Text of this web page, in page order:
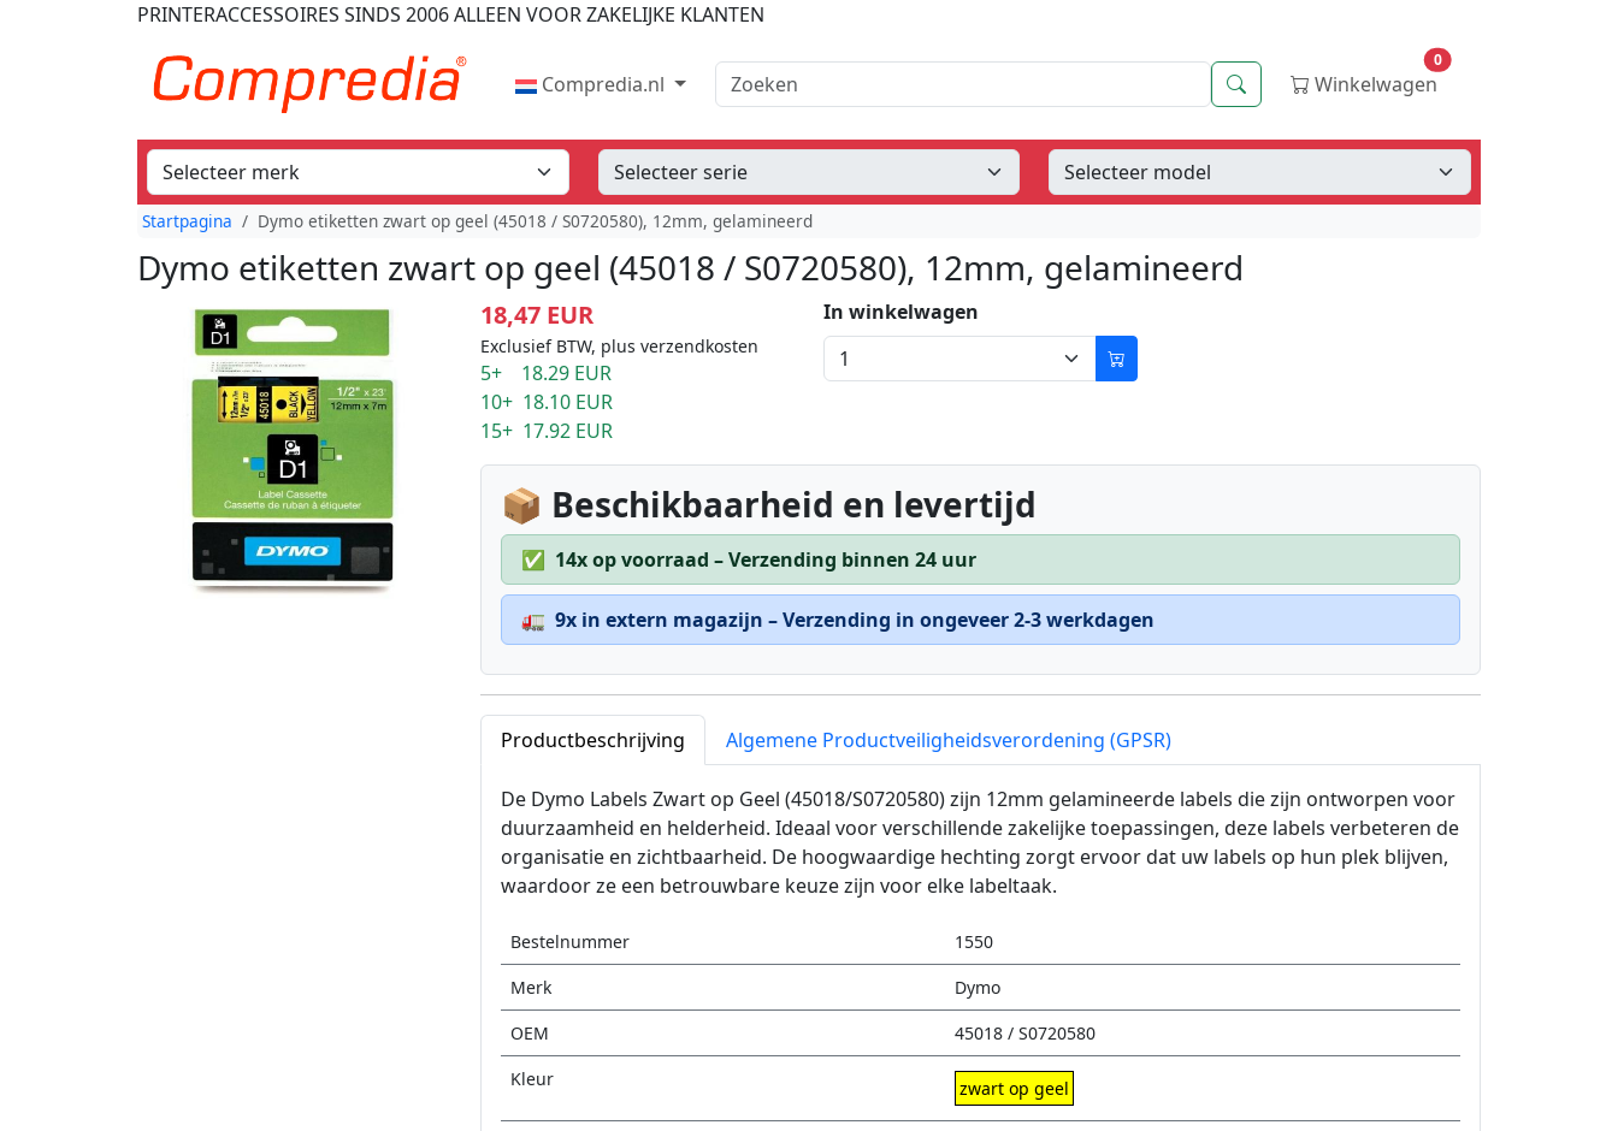
PRINTERACCESSOIRES SINDS 2006ALLEEN VOOR ZAKELIJKE KLANTEN
Compredia.nl Zoeken Zoeken Winkelwagen
0
Startpagina Dymo etiketten zwart op geel (45018 / S0720580), 12mm, gelamineerd
Dymo etiketten zwart op geel (45018 / S0720580), 12mm, gelamineerd
18,47 EUR
Exclusief BTW, plus verzendkosten
5+ 18.29 EUR
10+ 18.10 EUR
15+ 17.92 EUR
In winkelwagen
📦 Beschikbaarheid en levertijd
✅ 14x op voorraad – Verzending binnen 24 uur
🚛 9x in extern magazijn – Verzending in ongeveer 2-3 werkdagen
Productbeschrijving Algemene Productveiligheidsverordening (GPSR)
De Dymo Labels Zwart op Geel (45018/S0720580) zijn 12mm gelamineerde labels die zijn ontworpen voor
duurzaamheid en helderheid. Ideaal voor verschillende zakelijke toepassingen, deze labels verbeteren de
organisatie en zichtbaarheid. De hoogwaardige hechting zorgt ervoor dat uw labels op hun plek blijven,
waardoor ze een betrouwbare keuze zijn voor elke labeltaak.
Bestelnummer
1550
Merk
Dymo
OEM
45018 / S0720580
Kleur
zwart op geel